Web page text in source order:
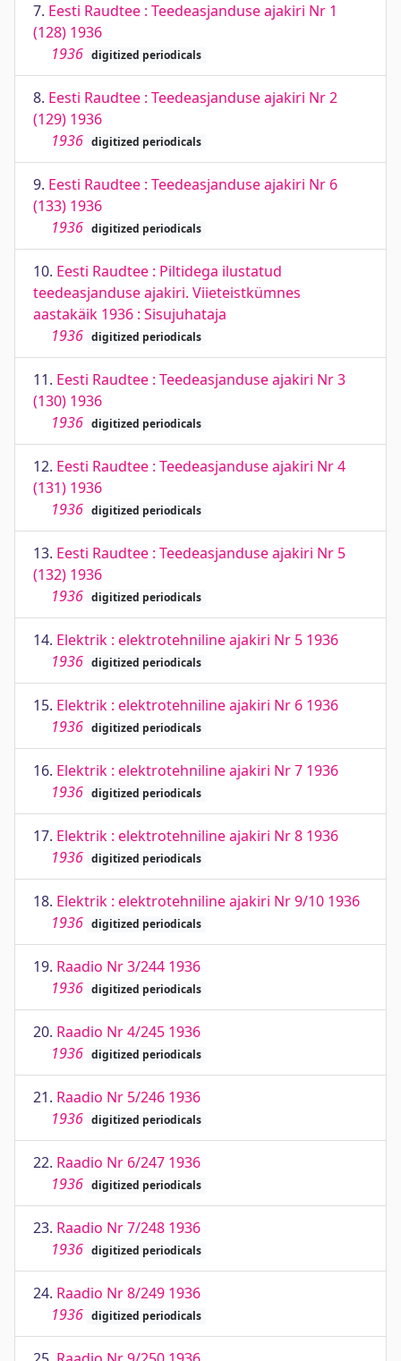
7. Eesti Raudtee : Teedeasjanduse ajakiri Nr 1
(128) 1936
1936 digitized periodicals
8. Eesti Raudtee : Teedeasjanduse ajakiri Nr 2
(129) 1936
1936 digitized periodicals
9. Eesti Raudtee : Teedeasjanduse ajakiri Nr 6
(133) 1936
1936 digitized periodicals
10. Eesti Raudtee : Piltidega ilustatud
teedeasjanduse ajakiri. Viieteistkümnes
aastakäik 1936 : Sisujuhataja
1936 digitized periodicals
11. Eesti Raudtee : Teedeasjanduse ajakiri Nr 3
(130) 1936
1936 digitized periodicals
12. Eesti Raudtee : Teedeasjanduse ajakiri Nr 4
(131) 1936
1936 digitized periodicals
13. Eesti Raudtee : Teedeasjanduse ajakiri Nr 5
(132) 1936
1936 digitized periodicals
14. Elektrik : elektrotehniline ajakiri Nr 5 1936
1936 digitized periodicals
15. Elektrik : elektrotehniline ajakiri Nr 6 1936
1936 digitized periodicals
16. Elektrik : elektrotehniline ajakiri Nr 7 1936
1936 digitized periodicals
17. Elektrik : elektrotehniline ajakiri Nr 8 1936
1936 digitized periodicals
18. Elektrik : elektrotehniline ajakiri Nr 9/10 1936
1936 digitized periodicals
19. Raadio Nr 3/244 1936
1936 digitized periodicals
20. Raadio Nr 4/245 1936
1936 digitized periodicals
21. Raadio Nr 5/246 1936
1936 digitized periodicals
22. Raadio Nr 6/247 1936
1936 digitized periodicals
23. Raadio Nr 7/248 1936
1936 digitized periodicals
24. Raadio Nr 8/249 1936
1936 digitized periodicals